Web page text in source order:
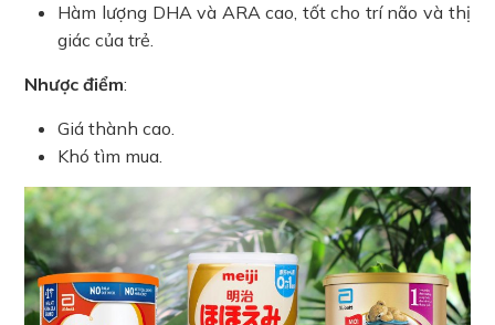
Hàm lượng DHA và ARA cao, tốt cho trí não và thị
giác của trẻ.
Nhược điểm:
Giá thành cao.
Khó tìm mua.